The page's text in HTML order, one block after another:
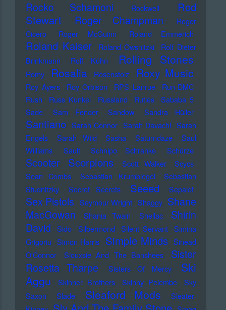
Rocko Schamoni Rockwell
Rod
Stewart
Roger Champman
Roger
Cicero
Roger McGuinn Roland Emmerich
Roland Kaiser Roland Owsnitzki
Rolf Dieter
Brinkmann
Rolf Kühn Rolling Stones
Romy Rosalia Rosenstolz Roxy Music
Roy Ayers Roy Orbison RPS Lanrue
Run-DMC
Rush
Russ Kunkel Russland Rutles
Sababa 5
Sade
Sam Fender Sandow Sandra Hüller
Santiano Sarah Connor Sarah Davachi Sarah
Engels
Sarah Wild Sasha Saturndaze
Saul
Williams
Sault Schnipo Schranke Schürze
Scooter Scorpions Scott Walker
Scycs
Sean Combs
Sebastian Krumbiegel
Sebastian
Studnitzky
Secret Secrets Seeed Sepalot
Sex Pistols Seymour Wright Shaggy Shane
MacGowan
Shania Twain Shellac
Shirin
David
Sido Silbermond Silent Servant Simina
Grigoriu Simon Harris Simple Minds Sinead
O'Connor
Siouxsie And The Banshees
Sister
Rosetta Tharpe
Sisters Of Mercy
Ski
Aggu
Skinner Brothers Skinny Pelembe
Sky
Saxon
Slade Sleaford Mods
Sleater-